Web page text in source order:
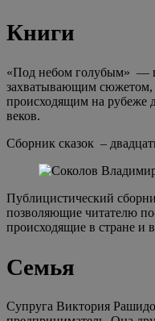
Книги
«Под небом голубым» —
захватывающим
происходящим на рубеже
веков.
Сборник сказок –
Публицистический
позволяющие читателю
происходящие в стране и
Семья
Супруга Виктория